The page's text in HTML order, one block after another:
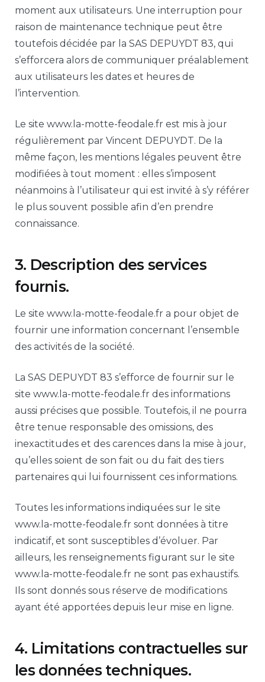
moment aux utilisateurs. Une interruption pour
raison de maintenance technique peut être
toutefois décidée par la SAS DEPUYDT 83, qui
s’efforcera alors de communiquer préalablement
aux utilisateurs les dates et heures de
l’intervention.
Le site www.la-motte-feodale.fr est mis à jour
régulièrement par Vincent DEPUYDT. De la
même façon, les mentions légales peuvent être
modifiées à tout moment : elles s’imposent
néanmoins à l’utilisateur qui est invité à s’y référer
le plus souvent possible afin d’en prendre
connaissance.
3. Description des services
fournis.
Le site www.la-motte-feodale.fr a pour objet de
fournir une information concernant l’ensemble
des activités de la société.
La SAS DEPUYDT 83 s’efforce de fournir sur le
site www.la-motte-feodale.fr des informations
aussi précises que possible. Toutefois, il ne pourra
être tenue responsable des omissions, des
inexactitudes et des carences dans la mise à jour,
qu’elles soient de son fait ou du fait des tiers
partenaires qui lui fournissent ces informations.
Toutes les informations indiquées sur le site
www.la-motte-feodale.fr sont données à titre
indicatif, et sont susceptibles d’évoluer. Par
ailleurs, les renseignements figurant sur le site
www.la-motte-feodale.fr ne sont pas exhaustifs.
Ils sont donnés sous réserve de modifications
ayant été apportées depuis leur mise en ligne.
4. Limitations contractuelles sur
les données techniques.